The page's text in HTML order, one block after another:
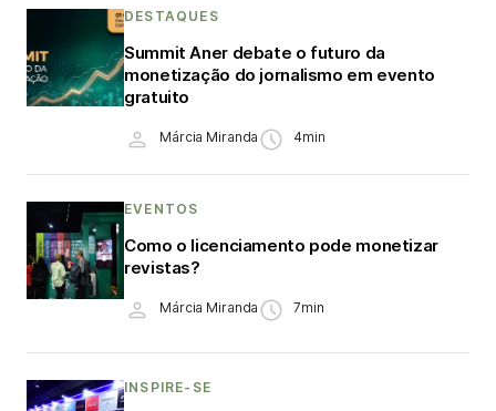
DESTAQUES
Summit Aner debate o futuro da
monetização do jornalismo em evento
gratuito
Márcia Miranda 4min
EVENTOS
Como o licenciamento pode monetizar
revistas?
Márcia Miranda 7min
INSPIRE-SE